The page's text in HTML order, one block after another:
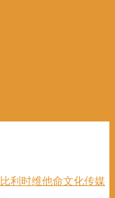
比利时维他命文化传媒